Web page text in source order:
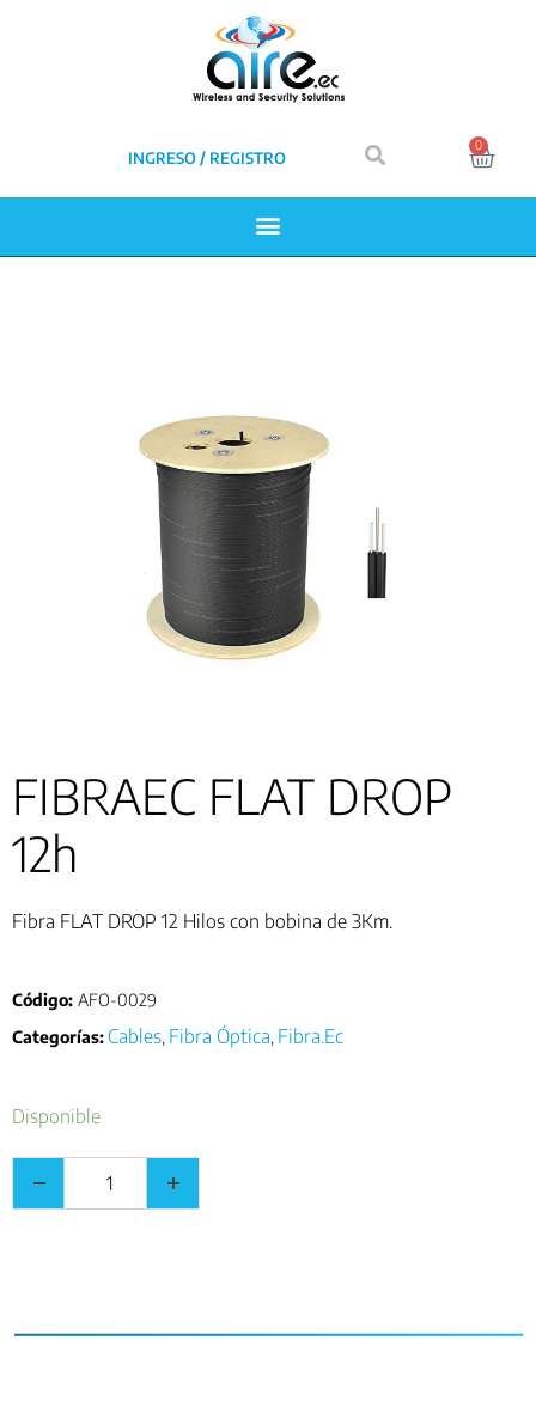
INGRESO / REGISTRO
0
FIBRAEC FLAT DROP
12h
Fibra FLAT DROP 12 Hilos con bobina de 3Km.
Código: AFO-0029
Categorías: Cables Fibra Óptica Fibra.Ec
Disponible